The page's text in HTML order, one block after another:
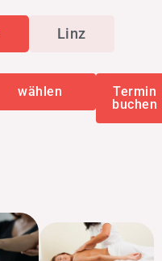
Linz
wählen
Termin
buchen